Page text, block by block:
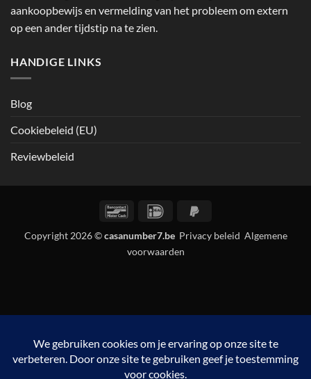
aankoopbewijs en vermelding van het probleem om extern
op een ander tijdstip na te zien.
HANDIGE LINKS
Blog
Cookiebeleid (EU)
Reviewbeleid
BancontactIDeal
Copyright 2026 ©casanumber7.be Privacy beleid Algemene
voorwaarden